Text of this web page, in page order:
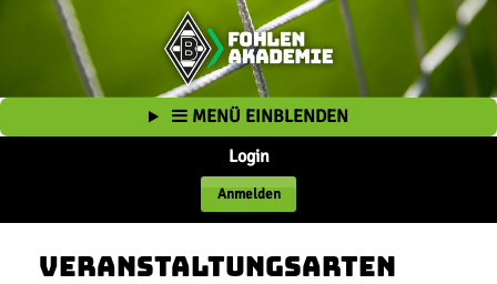
MENÜ EINBLENDEN
Login
Anmelden
Veranstaltungsarten